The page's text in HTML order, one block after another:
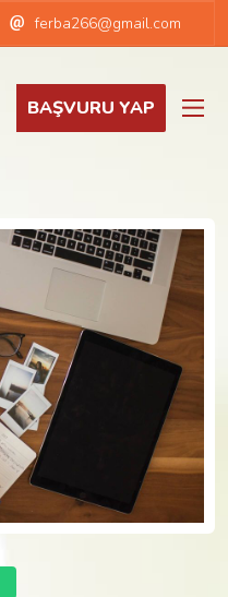
ferba266@gmail.com
BAŞVURU YAP